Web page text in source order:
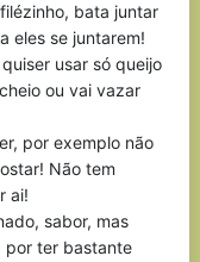
bata juntar
eles se juntarem!
quiser usar só queijo
ou vai vazar
por exemplo não
Não tem
ai!
sabor, mas
por ter bastante